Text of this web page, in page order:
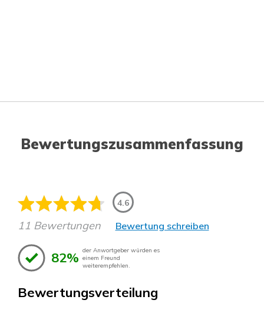
Bewertungszusammenfassung
4.6
11 Bewertungen Bewertung schreiben
82% der Anwortgeber würden es
einem Freund
weiterempfehlen.
Bewertungsverteilung